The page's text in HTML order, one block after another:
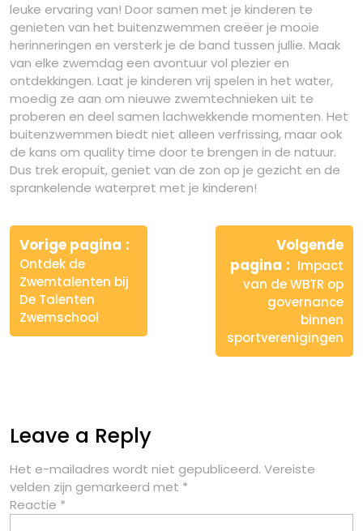
leuke ervaring van! Door samen met je kinderen te
genieten van het buitenzwemmen creëer je mooie
herinneringen en versterk je de band tussen jullie. Maak
van elke zwemdag een avontuur vol plezier en
ontdekkingen. Laat je kinderen vrij spelen in het water,
moedig ze aan om nieuwe zwemtechnieken uit te
proberen en deel samen lachwekkende momenten. Het
buitenzwemmen biedt niet alleen verfrissing, maar ook
de kans om quality time door te brengen in de natuur.
Dus trek eropuit, geniet van de zon op je gezicht en de
sprankelende waterpret met je kinderen!
Berichtnavigatie
Vorige pagina
Ontdek de
Zwemtalenten bij
De Talenten
Zwemschool
Volgende
pagina
Impact
van de WBTR op
governance
binnen
sportverenigingen
Leave a Reply
Het e-mailadres wordt niet gepubliceerd. Vereiste
velden zijn gemarkeerd met *
Reactie *